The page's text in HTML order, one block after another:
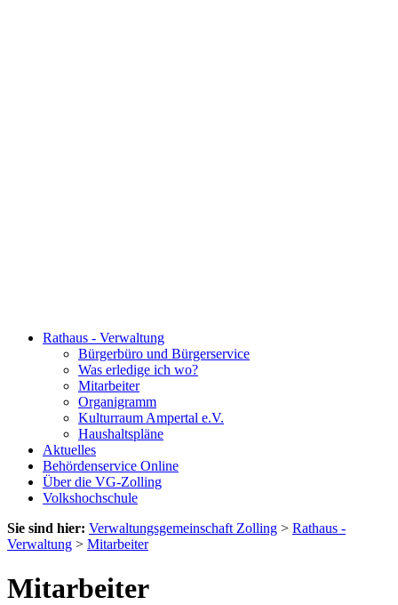
Rathaus - Verwaltung
Bürgerbüro und Bürgerservice
Was erledige ich wo?
Mitarbeiter
Organigramm
Kulturraum Ampertal e.V.
Haushaltspläne
Aktuelles
Behördenservice Online
Über die VG-Zolling
Volkshochschule
Sie sind hier: Verwaltungsgemeinschaft Zolling > Rathaus -
Verwaltung > Mitarbeiter
Mitarbeiter